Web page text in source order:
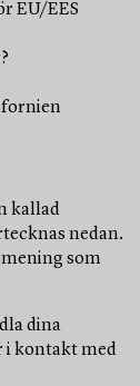
EU/EES
kallad
nedan.
som
dina
i kontakt med